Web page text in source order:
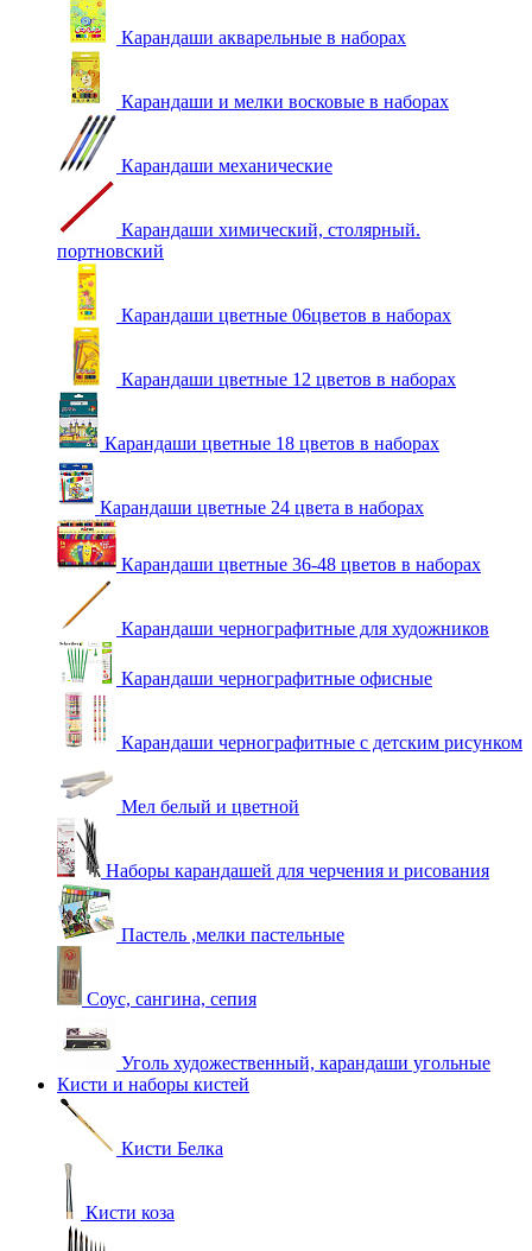
Карандаши акварельные в наборах
Карандаши и мелки восковые в наборах
Карандаши механические
Карандаши химический, столярный.
портновский
Карандаши цветные 06цветов в наборах
Карандаши цветные 12 цветов в наборах
Карандаши цветные 18 цветов в наборах
Карандаши цветные 24 цвета в наборах
Карандаши цветные 36-48 цветов в наборах
Карандаши чернографитные для художников
Карандаши чернографитные офисные
Карандаши чернографитные с детским рисунком
Мел белый и цветной
Наборы карандашей для черчения и рисования
Пастель ,мелки пастельные
Соус, сангина, сепия
Уголь художественный, карандаши угольные
Кисти и наборы кистей
Кисти Белка
Кисти коза